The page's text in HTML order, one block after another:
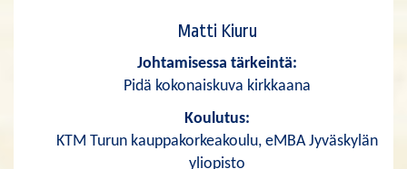
Matti Kiuru
Johtamisessa tärkeintä:
Pidä kokonaiskuva kirkkaana
Koulutus:
KTM Turun kauppakorkeakoulu, eMBA Jyväskylän
yliopisto